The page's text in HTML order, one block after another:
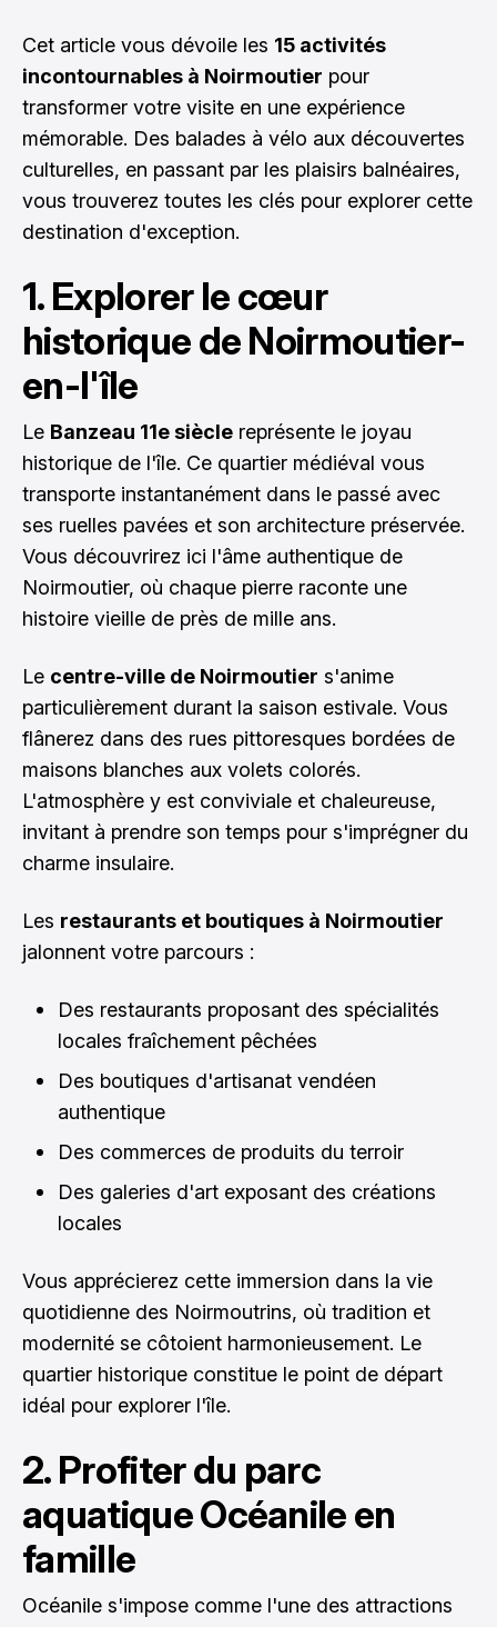
Cet article vous dévoile les 15 activités
incontournables à Noirmoutier pour
transformer votre visite en une expérience
mémorable. Des balades à vélo aux découvertes
culturelles, en passant par les plaisirs balnéaires,
vous trouverez toutes les clés pour explorer cette
destination d'exception.
1. Explorer le cœur
historique de Noirmoutier-
en-l'île
Le Banzeau 11e siècle représente le joyau
historique de l'île. Ce quartier médiéval vous
transporte instantanément dans le passé avec
ses ruelles pavées et son architecture préservée.
Vous découvrirez ici l'âme authentique de
Noirmoutier, où chaque pierre raconte une
histoire vieille de près de mille ans.
Le centre-ville de Noirmoutier s'anime
particulièrement durant la saison estivale. Vous
flânerez dans des rues pittoresques bordées de
maisons blanches aux volets colorés.
L'atmosphère y est conviviale et chaleureuse,
invitant à prendre son temps pour s'imprégner du
charme insulaire.
Les restaurants et boutiques à Noirmoutier
jalonnent votre parcours :
Des restaurants proposant des spécialités
locales fraîchement pêchées
Des boutiques d'artisanat vendéen
authentique
Des commerces de produits du terroir
Des galeries d'art exposant des créations
locales
Vous apprécierez cette immersion dans la vie
quotidienne des Noirmoutrins, où tradition et
modernité se côtoient harmonieusement. Le
quartier historique constitue le point de départ
idéal pour explorer l'île.
2. Profiter du parc
aquatique Océanile en
famille
Océanile s'impose comme l'une des attractions